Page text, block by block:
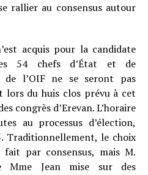
rallier au consensus autour
acquis pour la candidate
54 chefs d’État et de
de l’OIF ne se seront pas
lors du huis clos prévu à cet
congrès d’Erevan. L’horaire
au processus d’élection,
Traditionnellement, le choix
par consensus, mais M.
Mme Jean mise sur des